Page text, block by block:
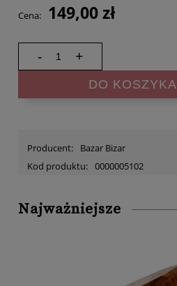
Cena: 149,00 zł
- +
DO KOSZYKA
Producent:
Bazar Bizar
Kod produktu: 0000005102
Najważniejsze